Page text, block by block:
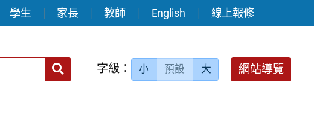
學生 家長 教師 English 線上報修
送出 字級： 小 預設 大 網站導覽